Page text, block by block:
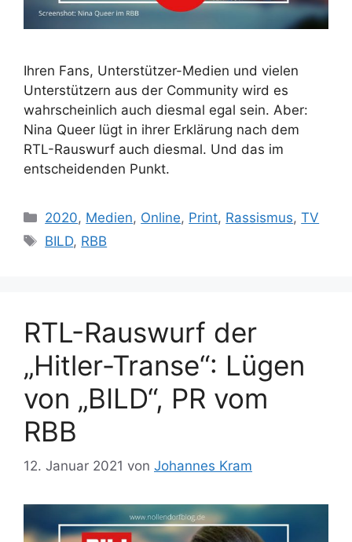
Ihren Fans, Unterstützer-Medien und vielen
Unterstützern aus der Community wird es
wahrscheinlich auch diesmal egal sein. Aber:
Nina Queer lügt in ihrer Erklärung nach dem
RTL-Rauswurf auch diesmal. Und das im
entscheidenden Punkt.
Kategorien
2020, Medien, Online, Print, Rassismus,TV
Schlagwörter
BILD, RBB
RTL-Rauswurf der
„Hitler-Transe“: Lügen
von „BILD“, PR vom
RBB
12. Januar 2021 von Johannes Kram